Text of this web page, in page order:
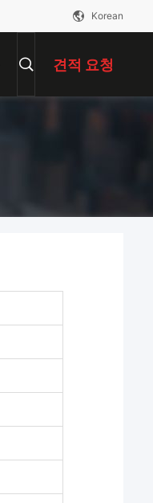
Korean
견적 요청